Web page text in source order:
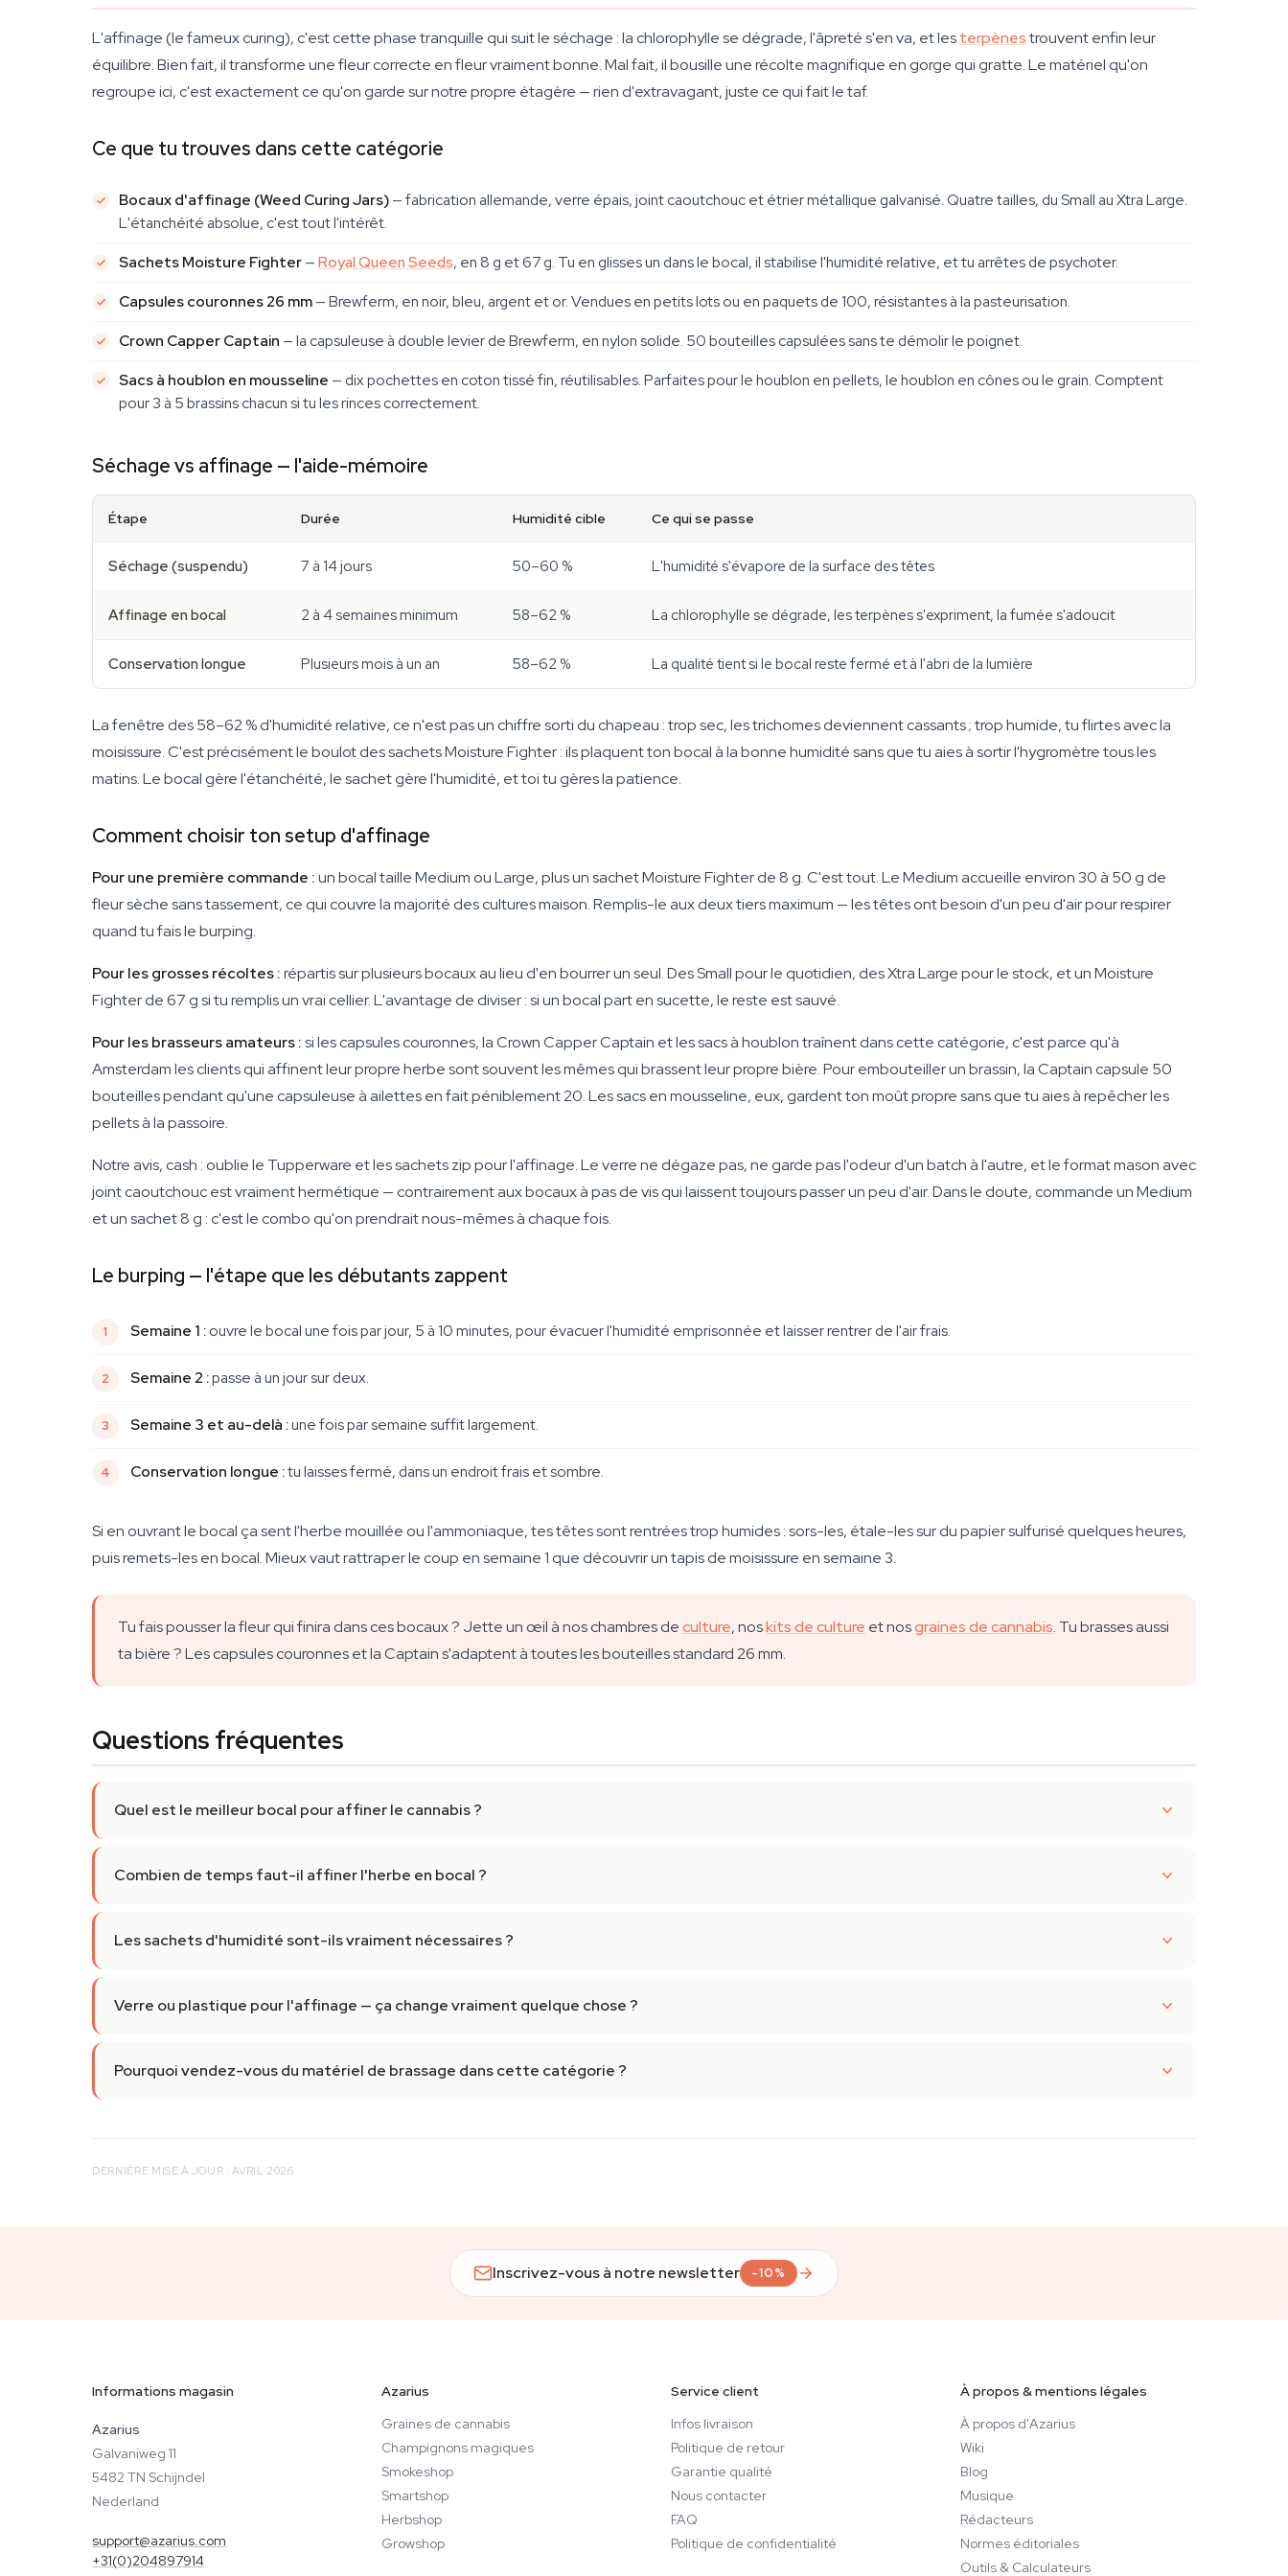
L'affinage (le fameux curing), c'est cette phase tranquille qui suit le séchage : la chlorophylle se dégrade, l'âpreté s'en va, et lesterpènestrouvent enfin leur
équilibre. Bien fait, il transforme une fleur correcte en fleur vraiment bonne. Mal fait, il bousille une récolte magnifique en gorge qui gratte. Le matériel qu'on
regroupe ici, c'est exactement ce qu'on garde sur notre propre étagère — rien d'extravagant, juste ce qui fait le taf.
Ce que tu trouves dans cette catégorie
Bocaux d'affinage (Weed Curing Jars)— fabrication allemande, verre épais, joint caoutchouc et étrier métallique galvanisé. Quatre tailles, du Small au Xtra Large.
L'étanchéité absolue, c'est tout l'intérêt.
Sachets Moisture Fighter—Royal Queen Seeds, en 8 g et 67 g. Tu en glisses un dans le bocal, il stabilise l'humidité relative, et tu arrêtes de psychoter.
Capsules couronnes 26 mm— Brewferm, en noir, bleu, argent et or. Vendues en petits lots ou en paquets de 100, résistantes à la pasteurisation.
Crown Capper Captain — la capsuleuse à double levier de Brewferm, en nylon solide. 50 bouteilles capsulées sans te démolir le poignet.
Sacs à houblon en mousseline — dix pochettes en coton tissé fin, réutilisables. Parfaites pour le houblon en pellets, le houblon en cônes ou le grain. Comptent
pour 3 à 5 brassins chacun si tu les rinces correctement.
Séchage vs affinage — l'aide-mémoire
Étape Durée Humidité cible Ce qui se passe
Séchage (suspendu) 7 à 14 jours 50–60 % L'humidité s'évapore de la surface des têtes
Affinage en bocal 2 à 4 semaines minimum 58–62 % La chlorophylle se dégrade, les terpènes s'expriment, la fumée s'adoucit
Conservation longue Plusieurs mois à un an 58–62 % La qualité tient si le bocal reste fermé et à l'abri de la lumière
La fenêtre des 58–62 % d'humidité relative, ce n'est pas un chiffre sorti du chapeau : trop sec, les trichomes deviennent cassants ; trop humide, tu flirtes avec la
moisissure. C'est précisément le boulot des sachets Moisture Fighter : ils plaquent ton bocal à la bonne humidité sans que tu aies à sortir l'hygromètre tous les
matins. Le bocal gère l'étanchéité, le sachet gère l'humidité, et toi tu gères la patience.
Comment choisir ton setup d'affinage
Pour une première commande :un bocal taille Medium ou Large, plus un sachet Moisture Fighter de 8 g. C'est tout. Le Medium accueille environ 30 à 50 g de
fleur sèche sans tassement, ce qui couvre la majorité des cultures maison. Remplis-le aux deux tiers maximum — les têtes ont besoin d'un peu d'air pour respirer
quand tu fais le burping.
Pour les grosses récoltes :répartis sur plusieurs bocaux au lieu d'en bourrer un seul. Des Small pour le quotidien, des Xtra Large pour le stock, et un Moisture
Fighter de 67 g si tu remplis un vrai cellier. L'avantage de diviser : si un bocal part en sucette, le reste est sauvé.
Pour les brasseurs amateurs :si les capsules couronnes, la Crown Capper Captain et les sacs à houblon traînent dans cette catégorie, c'est parce qu'à
Amsterdam les clients qui affinent leur propre herbe sont souvent les mêmes qui brassent leur propre bière. Pour embouteiller un brassin, la Captain capsule 50
bouteilles pendant qu'une capsuleuse à ailettes en fait péniblement 20. Les sacs en mousseline, eux, gardent ton moût propre sans que tu aies à repêcher les
pellets à la passoire.
Notre avis, cash : oublie le Tupperware et les sachets zip pour l'affinage. Le verre ne dégaze pas, ne garde pas l'odeur d'un batch à l'autre, et le format mason avec
joint caoutchouc est vraiment hermétique — contrairement aux bocaux à pas de vis qui laissent toujours passer un peu d'air. Dans le doute, commande un Medium
et un sachet 8 g : c'est le combo qu'on prendrait nous-mêmes à chaque fois.
Le burping — l'étape que les débutants zappent
Semaine 1 :ouvre le bocal une fois par jour, 5 à 10 minutes, pour évacuer l'humidité emprisonnée et laisser rentrer de l'air frais.
Semaine 2 :passe à un jour sur deux.
Semaine 3 et au-delà :une fois par semaine suffit largement.
Conservation longue :tu laisses fermé, dans un endroit frais et sombre.
Si en ouvrant le bocal ça sent l'herbe mouillée ou l'ammoniaque, tes têtes sont rentrées trop humides : sors-les, étale-les sur du papier sulfurisé quelques heures,
puis remets-les en bocal. Mieux vaut rattraper le coup en semaine 1 que découvrir un tapis de moisissure en semaine 3.
Tu fais pousser la fleur qui finira dans ces bocaux ? Jette un œil à nos chambres deculture, noskits de culture et nosgraines de cannabis. Tu brasses aussi
ta bière ? Les capsules couronnes et la Captain s'adaptent à toutes les bouteilles standard 26 mm.
Questions fréquentes
Quel est le meilleur bocal pour affiner le cannabis ?
Combien de temps faut-il affiner l'herbe en bocal ?
Les sachets d'humidité sont-ils vraiment nécessaires ?
Verre ou plastique pour l'affinage — ça change vraiment quelque chose ?
Pourquoi vendez-vous du matériel de brassage dans cette catégorie ?
DERNIÈRE MISE À JOUR : AVRIL 2026
Inscrivez-vous à notre newsletter -10%
Informations magasin
Azarius
Galvaniweg 11
5482 TN Schijndel
Nederland
support@azarius.com
+31(0)204897914
Azarius
Graines de cannabis
Champignons magiques
Smokeshop
Smartshop
Herbshop
Growshop
Service client
Infos livraison
Politique de retour
Garantie qualité
Nous contacter
FAQ
Politique de confidentialité
À propos & mentions légales
À propos d'Azarius
Wiki
Blog
Musique
Rédacteurs
Normes éditoriales
Outils & Calculateurs